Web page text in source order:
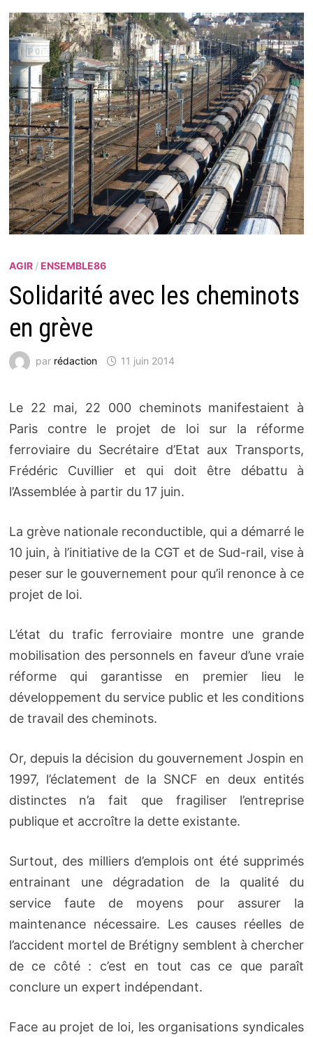
AGIR/ ENSEMBLE86
Solidarité avec les cheminots
en grève
par rédaction 11 juin 2014
Le 22 mai, 22 000 cheminots manifestaient à
Paris contre le projet de loi sur la réforme
ferroviaire du Secrétaire d’Etat aux Transports,
Frédéric Cuvillier et qui doit être débattu à
l’Assemblée à partir du 17 juin.
La grève nationale reconductible, qui a démarré le
10 juin, à l’initiative de la CGT et de Sud-rail, vise à
peser sur le gouvernement pour qu’il renonce à ce
projet de loi.
L’état du trafic ferroviaire montre une grande
mobilisation des personnels en faveur d’une vraie
réforme qui garantisse en premier lieu le
développement du service public et les conditions
de travail des cheminots.
Or, depuis la décision du gouvernement Jospin en
1997, l’éclatement de la SNCF en deux entités
distinctes n’a fait que fragiliser l’entreprise
publique et accroître la dette existante.
Surtout, des milliers d’emplois ont été supprimés
entrainant une dégradation de la qualité du
service faute de moyens pour assurer la
maintenance nécessaire. Les causes réelles de
l’accident mortel de Brétigny semblent à chercher
de ce côté : c’est en tout cas ce que paraît
conclure un expert indépendant.
Face au projet de loi, les organisations syndicales